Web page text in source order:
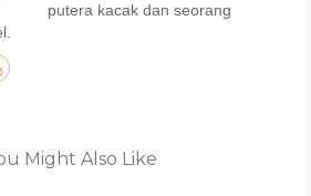
putera kacak dan seorang
Might Also Like